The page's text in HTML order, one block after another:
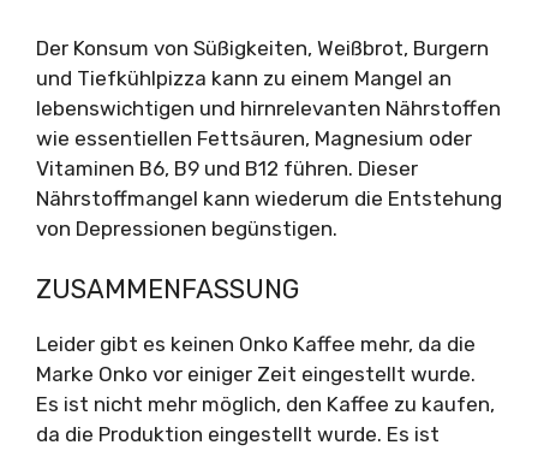
Der Konsum von Süßigkeiten, Weißbrot, Burgern
und Tiefkühlpizza kann zu einem Mangel an
lebenswichtigen und hirnrelevanten Nährstoffen
wie essentiellen Fettsäuren, Magnesium oder
Vitaminen B6, B9 und B12 führen. Dieser
Nährstoffmangel kann wiederum die Entstehung
von Depressionen begünstigen.
ZUSAMMENFASSUNG
Leider gibt es keinen Onko Kaffee mehr, da die
Marke Onko vor einiger Zeit eingestellt wurde.
Es ist nicht mehr möglich, den Kaffee zu kaufen,
da die Produktion eingestellt wurde. Es ist